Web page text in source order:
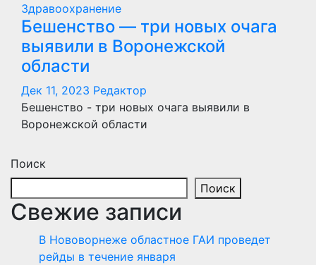
Здравоохранение
Бешенство — три новых очага
выявили в Воронежской
области
Дек 11, 2023 Редактор
Бешенство - три новых очага выявили в
Воронежской области
Поиск
Поиск
Свежие записи
В Нововорнеже областное ГАИ проведет
рейды в течение января